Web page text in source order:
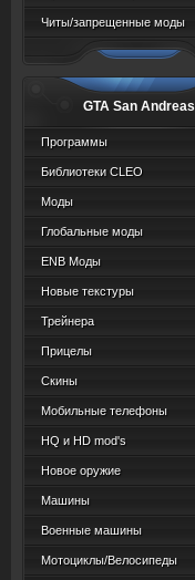
Читы/запрещенные моды
GTA San Andreas
Программы
Библиотеки CLEO
Моды
Глобальные моды
ENB Моды
Новые текстуры
Трейнера
Прицелы
Скины
Мобильные телефоны
HQ и HD mod's
Новое оружие
Машины
Военные машины
Мотоциклы/Велосипеды